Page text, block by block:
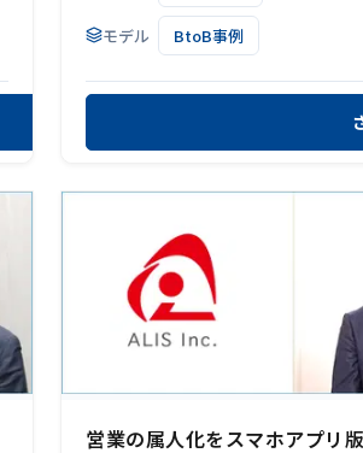
モデル BtoB事例
営業の属人化をスマホアプリ